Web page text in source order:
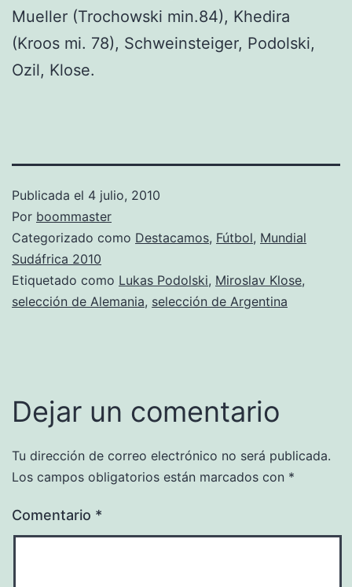
Mueller (Trochowski min.84), Khedira
(Kroos mi. 78), Schweinsteiger, Podolski,
Ozil, Klose.
Publicada el 4 julio, 2010
Por boommaster
Categorizado como Destacamos, Fútbol, Mundial
Sudáfrica 2010
Etiquetado como Lukas Podolski, Miroslav Klose,
selección de Alemania, selección de Argentina
Dejar un comentario
Tu dirección de correo electrónico no será publicada.
Los campos obligatorios están marcados con *
Comentario *